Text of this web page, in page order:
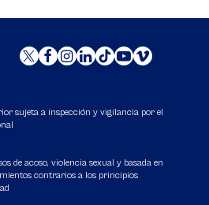
sujeta a inspección y vigilancia por el
de acoso, violencia sexual y basada en
contrarios a los principios